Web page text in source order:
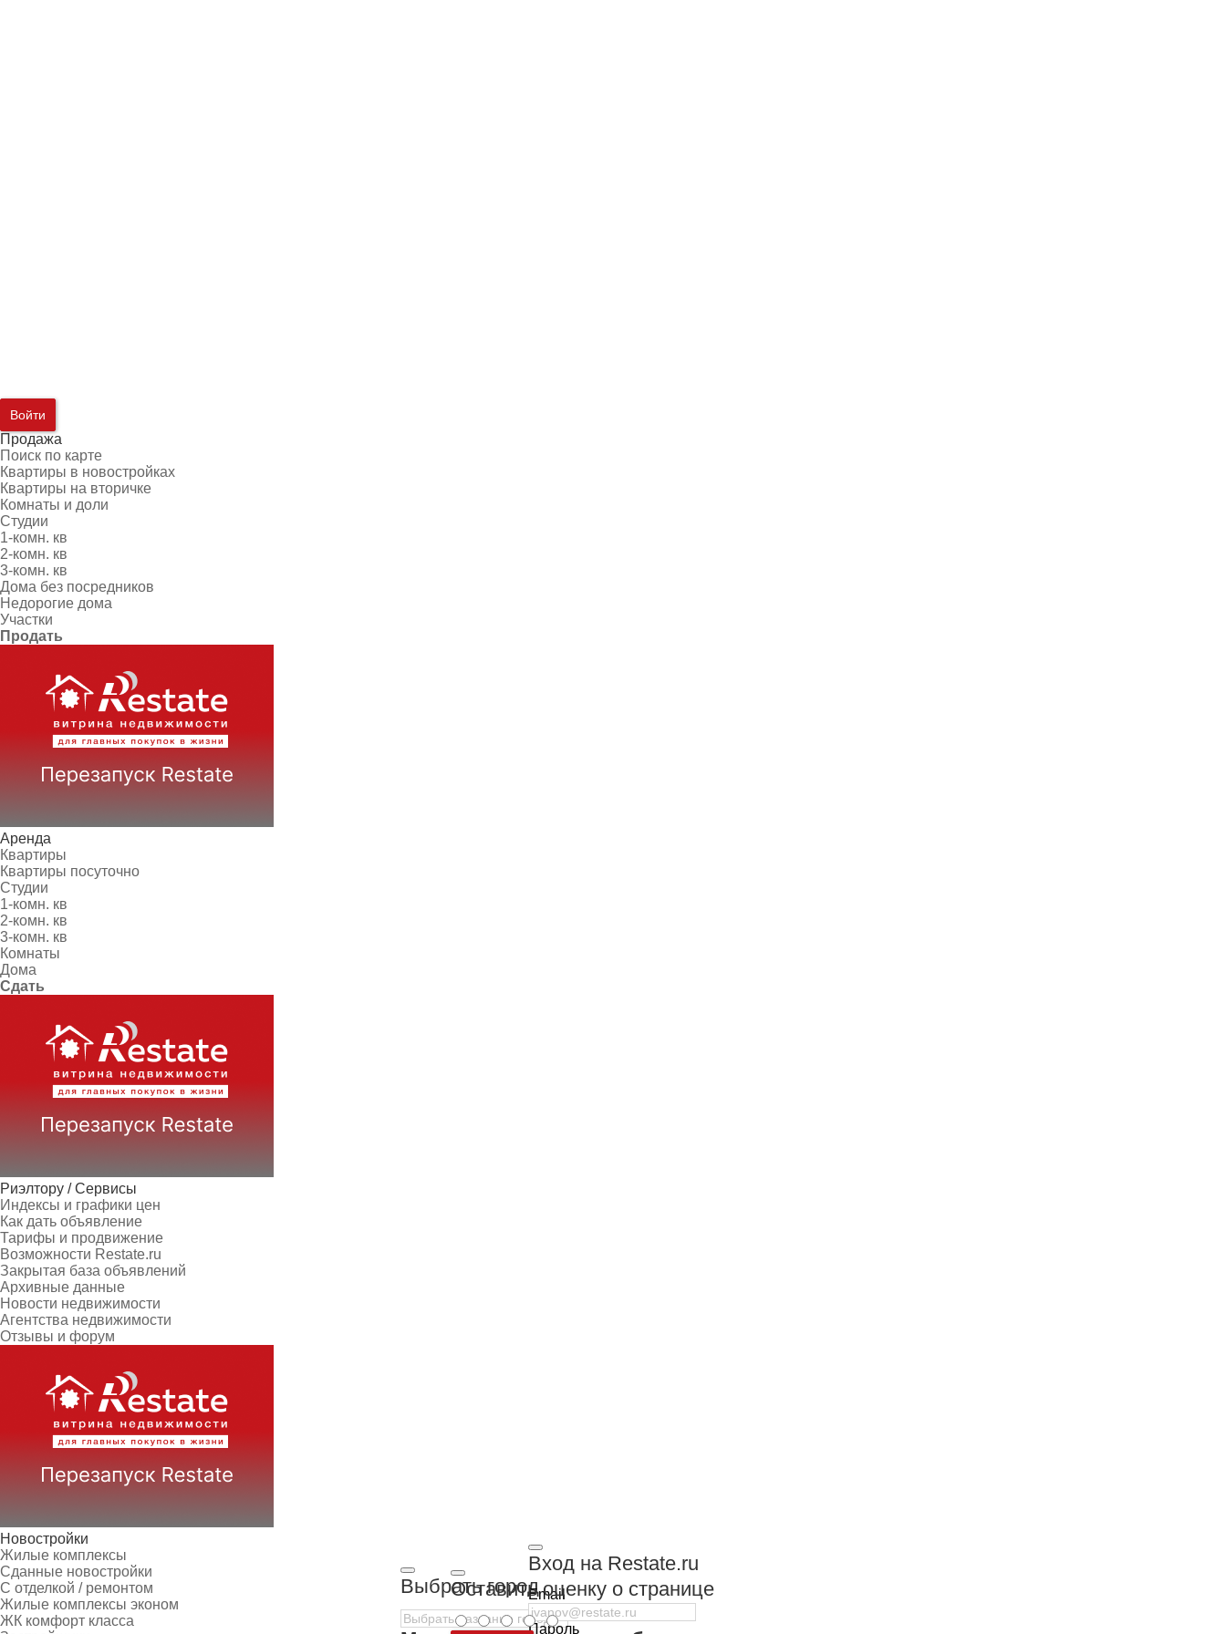
Войти
Продажа
Поиск по карте
Квартиры в новостройках
Квартиры на вторичке
Комнаты и доли
Студии
1-комн. кв
2-комн. кв
3-комн. кв
Дома без посредников
Недорогие дома
Участки
Продать
Аренда
Квартиры
Квартиры посуточно
Студии
1-комн. кв
2-комн. кв
3-комн. кв
Комнаты
Дома
Сдать
Риэлтору / Сервисы
Индексы и графики цен
Как дать объявление
Тарифы и продвижение
Возможности Restate.ru
Закрытая база объявлений
Архивные данные
Новости недвижимости
Агентства недвижимости
Отзывы и форум
Новостройки
Жилые комплексы
Сданные новостройки
С отделкой / ремонтом
Жилые комплексы эконом
ЖК комфорт класса
Выбрать город
Вход на Restate.ru
Email
Пароль
Оставить оценку о странице